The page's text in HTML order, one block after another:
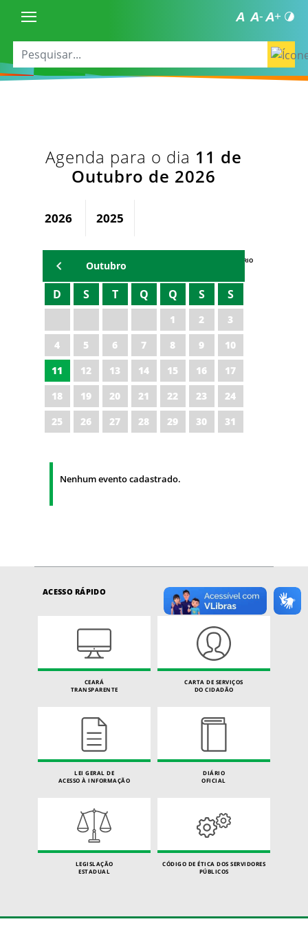
Agenda para o dia 11 de
Outubro de 2026
2026 2025
AGENDA DO SECRETÁRIO
Outubro
D S T Q Q S S
1 2
3
4
5 6 7 8 9
10
11
12 13 14 15 16
17
18
19 20 21 22 23
24
25
26 27 28 29 30 31
Nenhum evento cadastrado.
ACESSO RÁPIDO
CEARÁ
TRANSPARENTE
CARTA DE SERVIÇOS
DO CIDADÃO
LEI GERAL DE
ACESSO À INFORMAÇÃO
DIÁRIO
OFICIAL
LEGISLAÇÃO
ESTADUAL
CÓDIGO DE ÉTICA DOS SERVIDORES
PÚBLICOS